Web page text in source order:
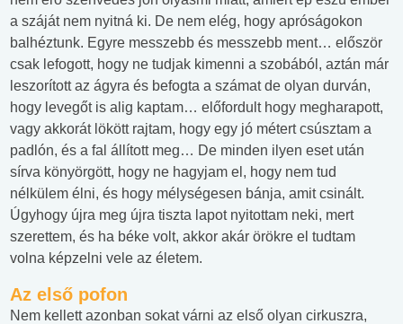
a száját nem nyitná ki. De nem elég, hogy apróságokon
balhéztunk. Egyre messzebb és messzebb ment… először
csak lefogott, hogy ne tudjak kimenni a szobából, aztán már
leszorított az ágyra és befogta a számat de olyan durván,
hogy levegőt is alig kaptam… előfordult hogy megharapott,
vagy akkorát lökött rajtam, hogy egy jó métert csúsztam a
padlón, és a fal állított meg… De minden ilyen eset után
sírva könyörgött, hogy ne hagyjam el, hogy nem tud
nélkülem élni, és hogy mélységesen bánja, amit csinált.
Úgyhogy újra meg újra tiszta lapot nyitottam neki, mert
szerettem, és ha béke volt, akkor akár örökre el tudtam
volna képzelni vele az életem.
Az első pofon
Nem kellett azonban sokat várni az első olyan cirkuszra,